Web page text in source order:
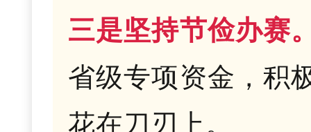
三是坚持节俭办赛
省级专项资金，积
花在刀刃上。